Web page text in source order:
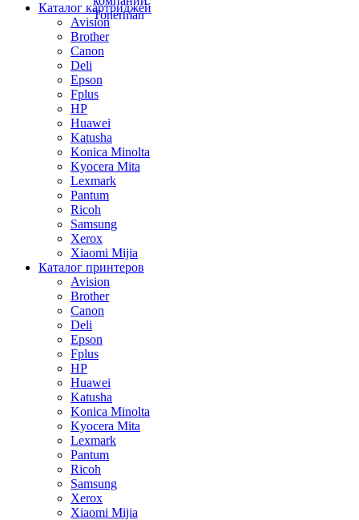
Каталог картриджей
Avision
Brother
Canon
Deli
Epson
Fplus
HP
Huawei
Katusha
Konica Minolta
Kyocera Mita
Lexmark
Pantum
Ricoh
Samsung
Xerox
Xiaomi Mijia
Каталог принтеров
Avision
Brother
Canon
Deli
Epson
Fplus
HP
Huawei
Katusha
Konica Minolta
Kyocera Mita
Lexmark
Pantum
Ricoh
Samsung
Xerox
Xiaomi Mijia